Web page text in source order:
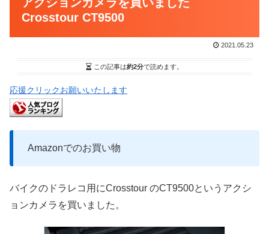
Crosstour CT9500
2021.05.23
この記事は約2分で読めます。
応援クリックお願いいたします
Amazonでのお買い物
バイクのドラレコ用にCrosstour のCT9500というアクシ
ョンカメラを買いました。